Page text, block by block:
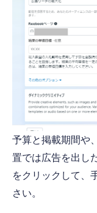
予算と掲載期間や
置では広告を出し
をクリックして、
さい。